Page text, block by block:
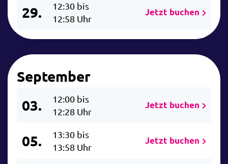
29.
12:30 bis
12:58 Uhr
Jetzt buchen
September
03.
12:00 bis
12:28 Uhr
Jetzt buchen
05.
13:30 bis
13:58 Uhr
Jetzt buchen